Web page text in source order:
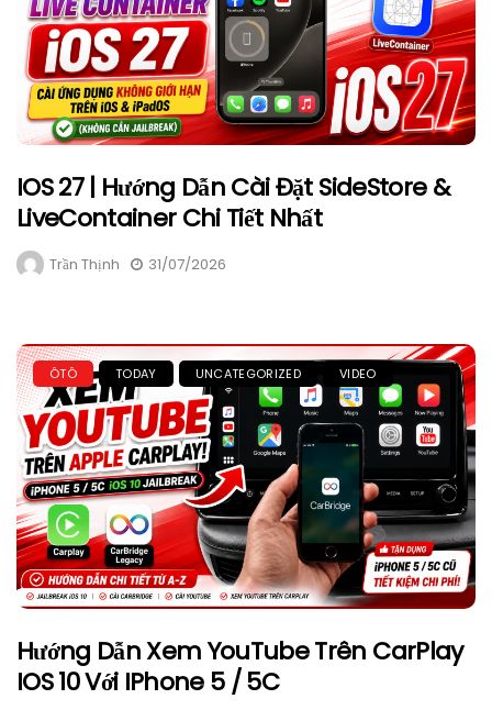
IOS 27 | Hướng Dẫn Cài Đặt SideStore &
LiveContainer Chi Tiết Nhất
Trần Thịnh 31/07/2026
ÔTÔ TODAY UNCATEGORIZED VIDEO
Hướng Dẫn Xem YouTube Trên CarPlay
IOS 10 Với IPhone 5 / 5C